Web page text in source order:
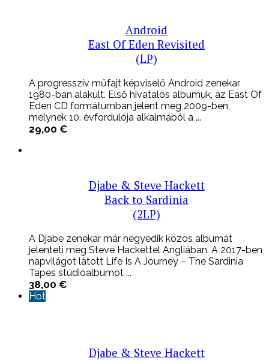
Android
East Of Eden Revisited
(LP)
A progresszív műfajt képviselő Android zenekar
1980-ban alakult. Első hivatalos albumuk, az East Of
Eden CD formátumban jelent meg 2009-ben,
melynek 10. évfordulója alkalmából a ...
29,00 €
Djabe & Steve Hackett
Back to Sardinia
(2LP)
A Djabe zenekar már negyedik közös albumát
jelenteti meg Steve Hackettel Angliában. A 2017-ben
napvilágot látott Life Is A Journey – The Sardinia
Tapes stúdióalbumot ...
38,00 €
Hot
Djabe & Steve Hackett